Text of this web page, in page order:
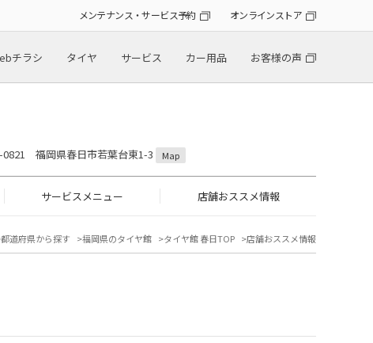
メンテナンス・サービス予約 オンラインストア
チラシ タイヤ サービス カー用品 お客様の声
0821 福岡県春日市若葉台東1-3 Map
サービスメニュー 店舗おススメ情報
都道府県から探す 福岡県のタイヤ館 タイヤ館 春日TOP 店舗おススメ情報